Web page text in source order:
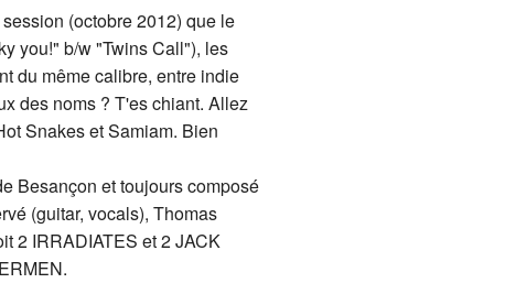
(octobre 2012) que le
you!" b/w "Twins Call"), les
du même calibre, entre indie
des noms ? T'es chiant. Allez
Snakes et Samiam. Bien
Besançon et toujours composé
(guitar, vocals), Thomas
2 IRRADIATES et 2 JACK